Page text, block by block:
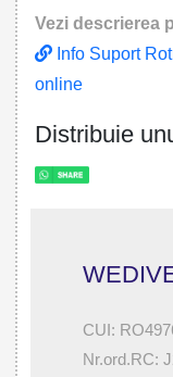
Vezi descrierea
Info Suport
online
Distribuie
CUI:
Nr.ord.RC: